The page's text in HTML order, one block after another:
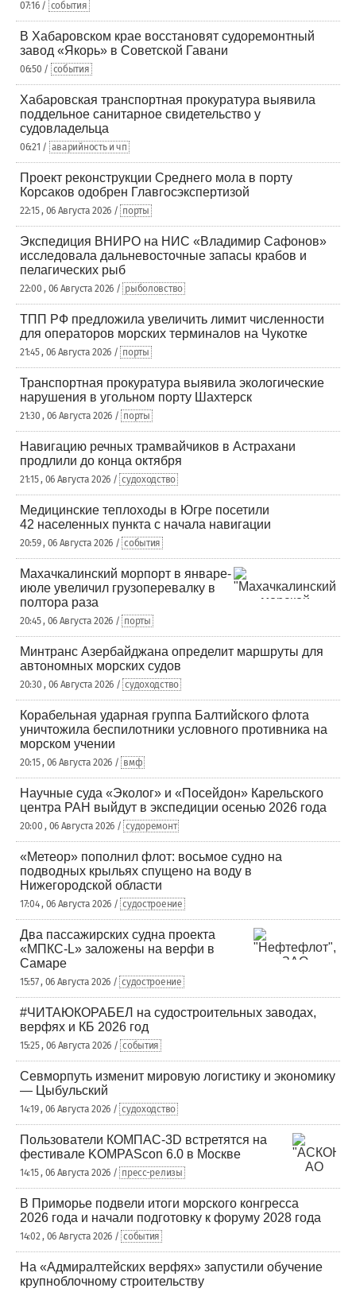
07:16 / события
В Хабаровском крае восстановят судоремонтный
завод «Якорь» в Советской Гавани
06:50 / события
Хабаровская транспортная прокуратура выявила
поддельное санитарное свидетельство у
судовладельца
06:21 / аварийность и чп
Проект реконструкции Среднего мола в порту
Корсаков одобрен Главгосэкспертизой
22:15 , 06 Августа 2026 / порты
Экспедиция ВНИРО на НИС «Владимир Сафонов»
исследовала дальневосточные запасы крабов и
пелагических рыб
22:00 , 06 Августа 2026 / рыболовство
ТПП РФ предложила увеличить лимит численности
для операторов морских терминалов на Чукотке
21:45 , 06 Августа 2026 / порты
Транспортная прокуратура выявила экологические
нарушения в угольном порту Шахтерск
21:30 , 06 Августа 2026 / порты
Навигацию речных трамвайчиков в Астрахани
продлили до конца октября
21:15 , 06 Августа 2026 / судоходство
Медицинские теплоходы в Югре посетили
42 населенных пункта с начала навигации
20:59 , 06 Августа 2026 / события
Махачкалинский морпорт в январе-
июле увеличил грузоперевалку в
полтора раза
20:45 , 06 Августа 2026 / порты
Минтранс Азербайджана определит маршруты для
автономных морских судов
20:30 , 06 Августа 2026 / судоходство
Корабельная ударная группа Балтийского флота
уничтожила беспилотники условного противника на
морском учении
20:15 , 06 Августа 2026 / вмф
Научные суда «Эколог» и «Посейдон» Карельского
центра РАН выйдут в экспедиции осенью 2026 года
20:00 , 06 Августа 2026 / судоремонт
«Метеор» пополнил флот: восьмое судно на
подводных крыльях спущено на воду в
Нижегородской области
17:04 , 06 Августа 2026 / судостроение
Два пассажирских судна проекта
«МПКС-L» заложены на верфи в
Самаре
15:57 , 06 Августа 2026 / судостроение
#ЧИТАЮКОРАБЕЛ на судостроительных заводах,
верфях и КБ 2026 год
15:25 , 06 Августа 2026 / события
Севморпуть изменит мировую логистику и экономику
— Цыбульский
14:19 , 06 Августа 2026 / судоходство
Пользователи КОМПАС-3D встретятся на
фестивале KOMPAScon 6.0 в Москве
14:15 , 06 Августа 2026 / пресс-релизы
В Приморье подвели итоги морского конгресса
2026 года и начали подготовку к форуму 2028 года
14:02 , 06 Августа 2026 / события
На «Адмиралтейских верфях» запустили обучение
крупноблочному строительству